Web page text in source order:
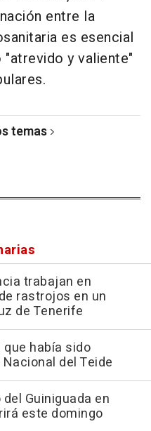
entre la
es esencial
y valiente"
temas
trabajan en
rastrojos en un
de Tenerife
había sido
del Teide
Guiniguada en
este domingo